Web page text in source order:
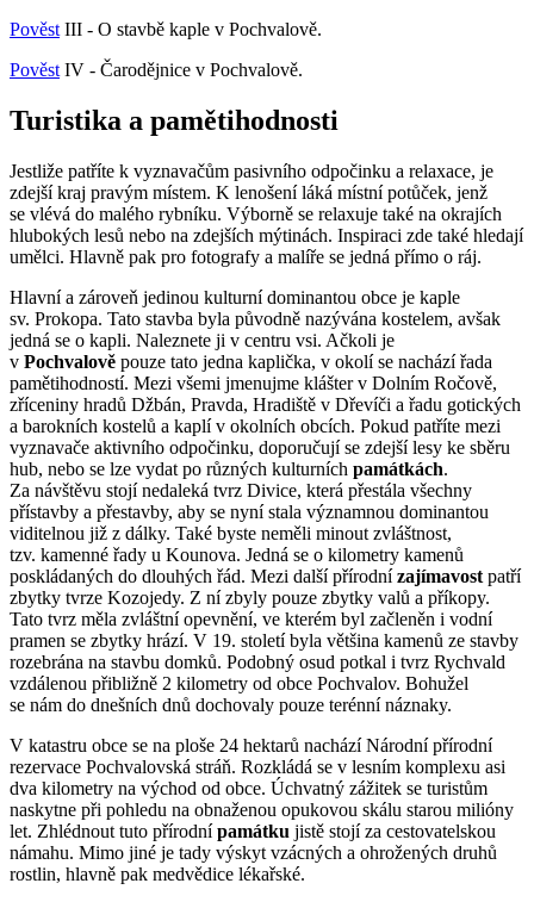
Pověst III - O stavbě kaple v Pochvalově.
Pověst IV - Čarodějnice v Pochvalově.
Turistika a pamětihodnosti
Jestliže patříte k vyznavačům pasivního odpočinku a relaxace, je
zdejší kraj pravým místem. K lenošení láká místní potůček, jenž
se vlévá do malého rybníku. Výborně se relaxuje také na okrajích
hlubokých lesů nebo na zdejších mýtinách. Inspiraci zde také hledají
umělci. Hlavně pak pro fotografy a malíře se jedná přímo o ráj.
Hlavní a zároveň jedinou kulturní dominantou obce je kaple
sv. Prokopa. Tato stavba byla původně nazývána kostelem, avšak
jedná se o kapli. Naleznete ji v centru vsi. Ačkoli je
v Pochvalově pouze tato jedna kaplička, v okolí se nachází řada
pamětihodností. Mezi všemi jmenujme klášter v Dolním Ročově,
zříceniny hradů Džbán, Pravda, Hradiště v Dřevíči a řadu gotických
a barokních kostelů a kaplí v okolních obcích. Pokud patříte mezi
vyznavače aktivního odpočinku, doporučují se zdejší lesy ke sběru
hub, nebo se lze vydat po různých kulturních památkách.
Za návštěvu stojí nedaleká tvrz Divice, která přestála všechny
přístavby a přestavby, aby se nyní stala významnou dominantou
viditelnou již z dálky. Také byste neměli minout zvláštnost,
tzv. kamenné řady u Kounova. Jedná se o kilometry kamenů
poskládaných do dlouhých řád. Mezi další přírodnízajímavost patří
zbytky tvrze Kozojedy. Z ní zbyly pouze zbytky valů a příkopy.
Tato tvrz měla zvláštní opevnění, ve kterém byl začleněn i vodní
pramen se zbytky hrází. V 19. století byla většina kamenů ze stavby
rozebrána na stavbu domků. Podobný osud potkal i tvrz Rychvald
vzdálenou přibližně 2 kilometry od obce Pochvalov. Bohužel
se nám do dnešních dnů dochovaly pouze terénní náznaky.
V katastru obce se na ploše 24 hektarů nachází Národní přírodní
rezervace Pochvalovská stráň. Rozkládá se v lesním komplexu asi
dva kilometry na východ od obce. Úchvatný zážitek se turistům
naskytne při pohledu na obnaženou opukovou skálu starou milióny
let. Zhlédnout tuto přírodnípamátku jistě stojí za cestovatelskou
námahu. Mimo jiné je tady výskyt vzácných a ohrožených druhů
rostlin, hlavně pak medvědice lékařské.